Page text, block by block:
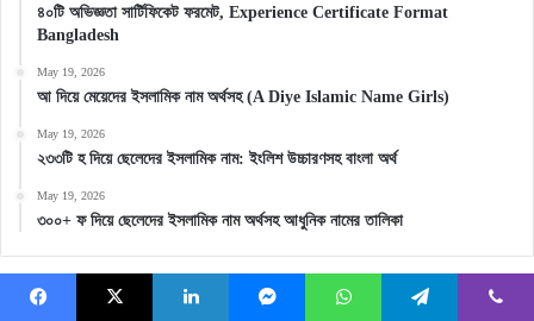
৪০টি অভিজ্ঞতা সার্টিফিকেট ফরমেট, Experience Certificate Format
Bangladesh
May 19, 2026
আ দিয়ে মেয়েদের ইসলামিক নাম অর্থসহ (A Diye Islamic Name Girls)
May 19, 2026
২৩৩টি হ দিয়ে ছেলেদের ইসলামিক নাম: ইংলিশ উচ্চারণসহ বাংলা অর্থ
May 19, 2026
৩০০+ ফ দিয়ে ছেলেদের ইসলামিক নাম অর্থসহ আধুনিক নামের তালিকা
Archives